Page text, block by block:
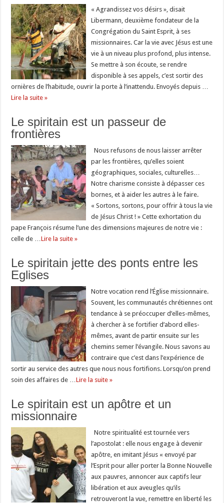
« Agrandissez vos désirs », disait
Libermann, deuxième fondateur de la
Congrégation du Saint Esprit, à ses
missionnaires. Car la vie avec Jésus est une
vie à un niveau plus profond, plus intense.
Se mettre à son écoute, se rendre
disponible à ses appels, c’est sortir des
ornières de l’habitude, ouvrir la porte à l’inattendu. Envoyés depuis …
Lire la suite »
Le spiritain est un passeur de
frontières
Nous refusons de nous laisser arrêter
par les frontières, qu’elles soient
géographiques, sociales, culturelles…
Notre charisme consiste à dépasser ces
bornes, et à aider les autres à le faire.
« Sortons, sortons, pour offrir à tous la vie
de Jésus Christ ! » Cette exhortation du
pape François résume l’une des dimensions majeures de notre vie :
celle de …Lire la suite »
Le spiritain jette des ponts entre les
Eglises
Notre vocation rend l’Église missionnaire.
Souvent, les communautés chrétiennes ont
tendance à se préoccuper d’elles-mêmes,
à chercher à se fortifier d’abord elles-
mêmes, avant de partir ensuite sur les
chemins semer l’évangile. Nous savons au
contraire que c’est dans l’expérience de
sortir au service des autres que nous nous fortifions. Lorsqu’on prend
soin des affaires de …Lire la suite »
Le spiritain est un apôtre et un
missionnaire
Notre spiritualité est tournée vers
l’apostolat : elle nous engage à devenir
apôtre, en imitant Jésus « envoyé par
l’Esprit pour aller porter la Bonne Nouvelle
aux pauvres, annoncer aux captifs leur
libération et aux aveugles qu’ils
retrouveront la vue, remettre en liberté les